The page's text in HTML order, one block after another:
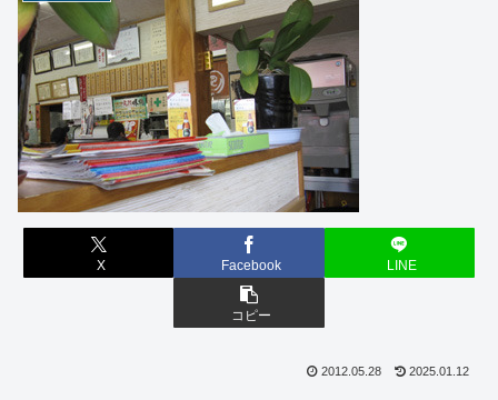
X Facebook LINE
コピー
2012.05.28 2025.01.12